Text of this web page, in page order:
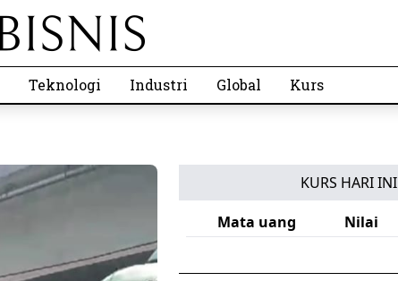
Teknologi Industri Global Kurs
KURS HARI INI
Mata uang
Nilai